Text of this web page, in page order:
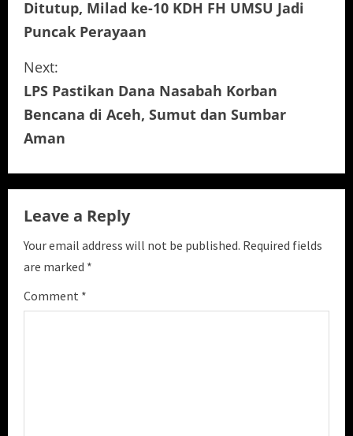
n
t
i
n
e
R
e
a
Ditutup, Milad ke-10 KDH FH UMSU Jadi
Puncak Perayaan
Next:
LPS Pastikan Dana Nasabah Korban
Bencana di Aceh, Sumut dan Sumbar
Aman
Leave a Reply
Your email address will not be published. Required fields
are marked *
Comment *